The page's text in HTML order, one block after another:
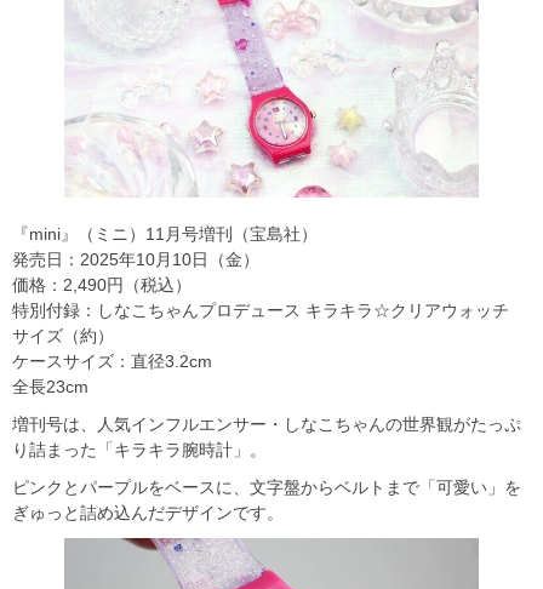
『mini』（ミニ）11月号増刊（宝島社）
発売日：2025年10月10日（金）
価格：2,490円（税込）
特別付録：しなこちゃんプロデュース キラキラ☆クリアウォッチ
サイズ（約）
ケースサイズ：直径3.2cm
全長23cm
増刊号は、人気インフルエンサー・しなこちゃんの世界観がたっぷ
り詰まった「キラキラ腕時計」。
ピンクとパープルをベースに、文字盤からベルトまで「可愛い」を
ぎゅっと詰め込んだデザインです。